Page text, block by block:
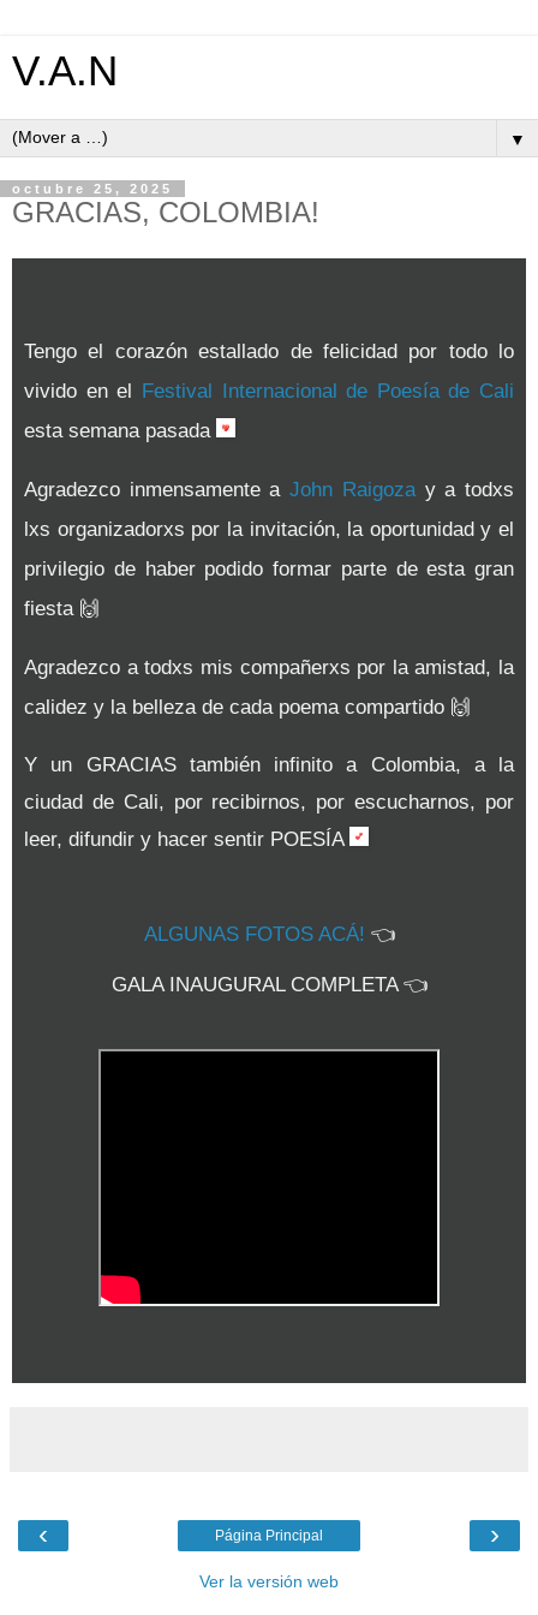
V.A.N
▼
octubre 25, 2025
GRACIAS, COLOMBIA!
Tengo el corazón estallado de felicidad por todo lo
vivido en el
Festival Internacional de Poesía de Cali
esta semana pasada
Agradezco inmensamente aJohn Raigozay a todxs
lxs organizadorxs por la invitación, la oportunidad y el
privilegio de haber podido formar parte de esta gran
fiesta 🙌
Agradezco a todxs mis compañerxs por la amistad, la
calidez y la belleza de cada poema compartido 🙌
Y un GRACIAS también infinito a Colombia, a la
ciudad de Cali, por recibirnos, por escucharnos, por
leer, difundir y hacer sentir POESÍA
ALGUNAS FOTOS ACÁ! 👈
GALA INAUGURAL COMPLETA👈
‹ ›
Página Principal
Ver la versión web